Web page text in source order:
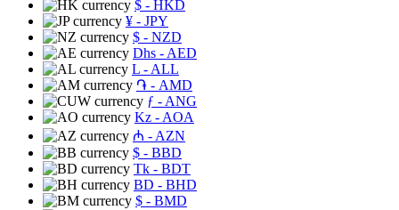
$ - HKD
¥ - JPY
$ - NZD
Dhs - AED
L - ALL
֏ - AMD
ƒ - ANG
Kz - AOA
₼ - AZN
$ - BBD
Tk - BDT
BD - BHD
$ - BMD